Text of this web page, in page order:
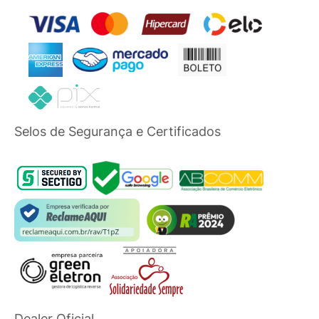
Selos de Segurança e Certificados